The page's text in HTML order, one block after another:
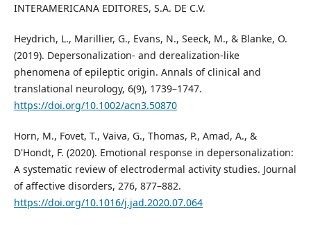
INTERAMERICANA EDITORES, S.A. DE C.V.
Heydrich, L., Marillier, G., Evans, N., Seeck, M., & Blanke, O.
(2019). Depersonalization- and derealization-like
phenomena of epileptic origin. Annals of clinical and
translational neurology, 6(9), 1739–1747.
https://doi.org/10.1002/acn3.50870
Horn, M., Fovet, T., Vaiva, G., Thomas, P., Amad, A., &
D'Hondt, F. (2020). Emotional response in depersonalization:
A systematic review of electrodermal activity studies. Journal
of affective disorders, 276, 877–882.
https://doi.org/10.1016/j.jad.2020.07.064